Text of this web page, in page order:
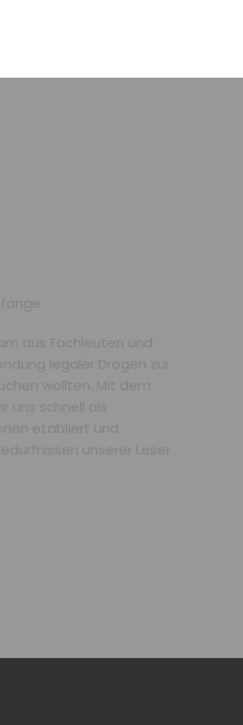
aus Fachleuten und
legaler Drogen zur
wollten. Mit dem
uns schnell als
etabliert und
unserer Leser